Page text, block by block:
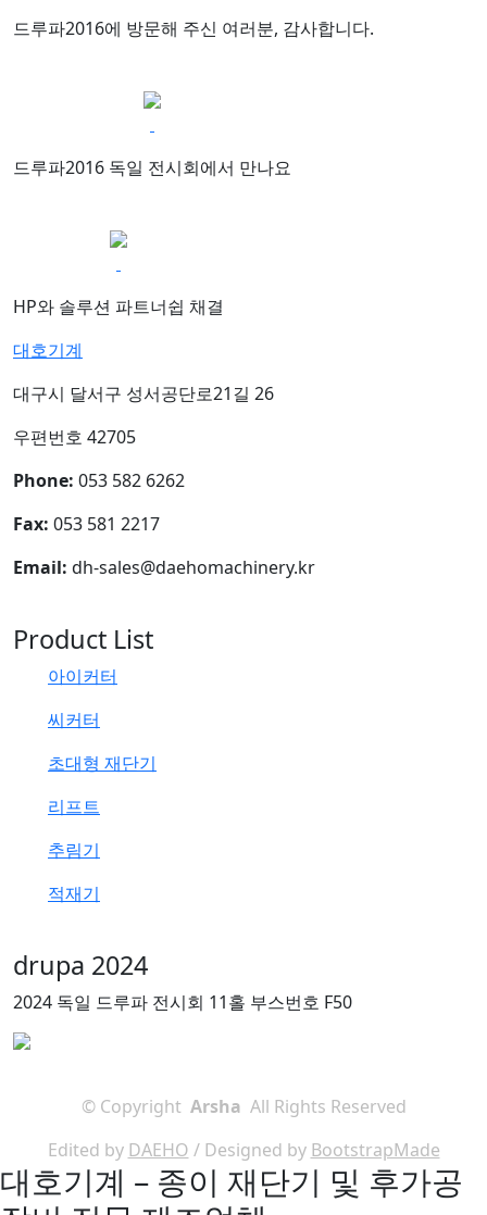
드루파2016에 방문해 주신 여러분, 감사합니다.
드루파2016 독일 전시회에서 만나요
HP와 솔루션 파트너쉽 채결
대호기계
대구시 달서구 성서공단로21길 26
우편번호 42705
Phone: 053 582 6262
Fax: 053 581 2217
Email: dh-sales@daehomachinery.kr
Product List
아이커터
씨커터
초대형 재단기
리프트
추림기
적재기
drupa 2024
2024 독일 드루파 전시회 11홀 부스번호 F50
© Copyright Arsha All Rights Reserved
Edited by DAEHO / Designed by BootstrapMade
대호기계 – 종이 재단기 및 후가공